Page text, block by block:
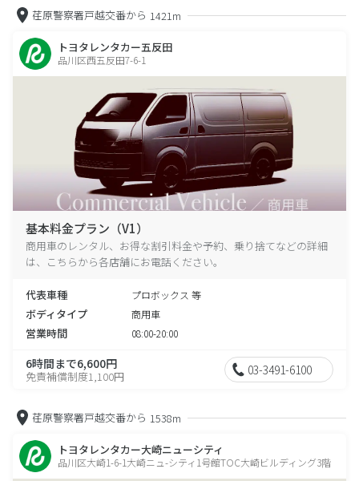
荏原警察署戸越交番から 1421m
トヨタレンタカー五反田
品川区西五反田7-6-1
基本料金プラン（V1）
商用車のレンタル、お得な割引料金や予約、乗り捨てなどの詳細
は、こちらから各店舗にお電話ください。
代表車種 プロボックス 等
ボディタイプ 商用車
営業時間 08:00-20:00
6時間まで6,600円
免責補償制度1,100円 03-3491-6100
荏原警察署戸越交番から 1538m
トヨタレンタカー大崎ニューシティ
品川区大崎1-6-1大崎ニュ-シティ1号館TOC大崎ビルディング3階